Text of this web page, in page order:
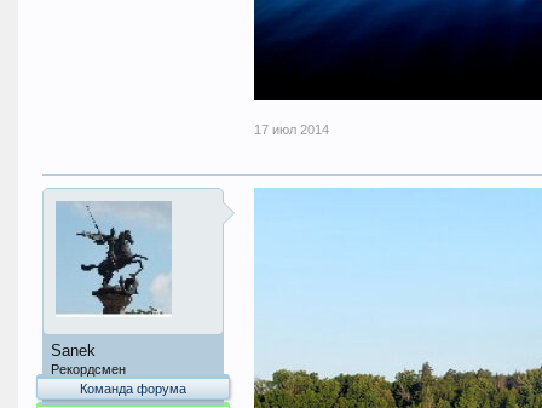
17 июл 2014
Sanek
Рекордсмен
Команда форума